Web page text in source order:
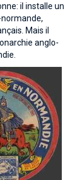
il installe un
Mais il
anglo-